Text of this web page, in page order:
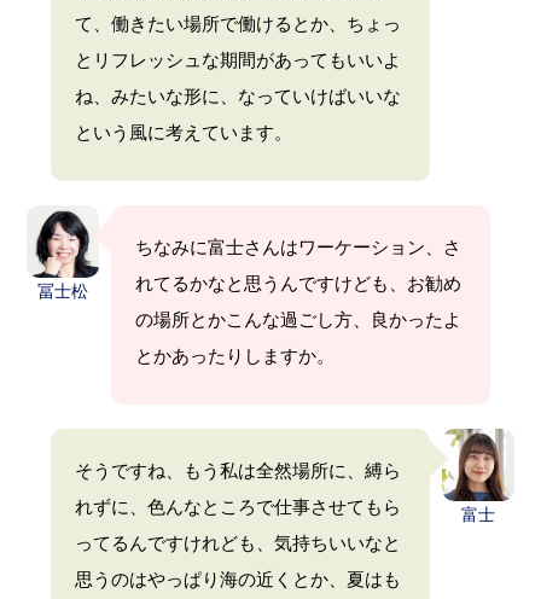
て、働きたい場所で働けるとか、ちょっ
とリフレッシュな期間があってもいいよ
ね、みたいな形に、なっていけばいいな
という風に考えています。
冨士松
ちなみに富士さんはワーケーション、さ
れてるかなと思うんですけども、お勧め
の場所とかこんな過ごし方、良かったよ
とかあったりしますか。
富士
そうですね、もう私は全然場所に、縛ら
れずに、色んなところで仕事させてもら
ってるんですけれども、気持ちいいなと
思うのはやっぱり海の近くとか、夏はも